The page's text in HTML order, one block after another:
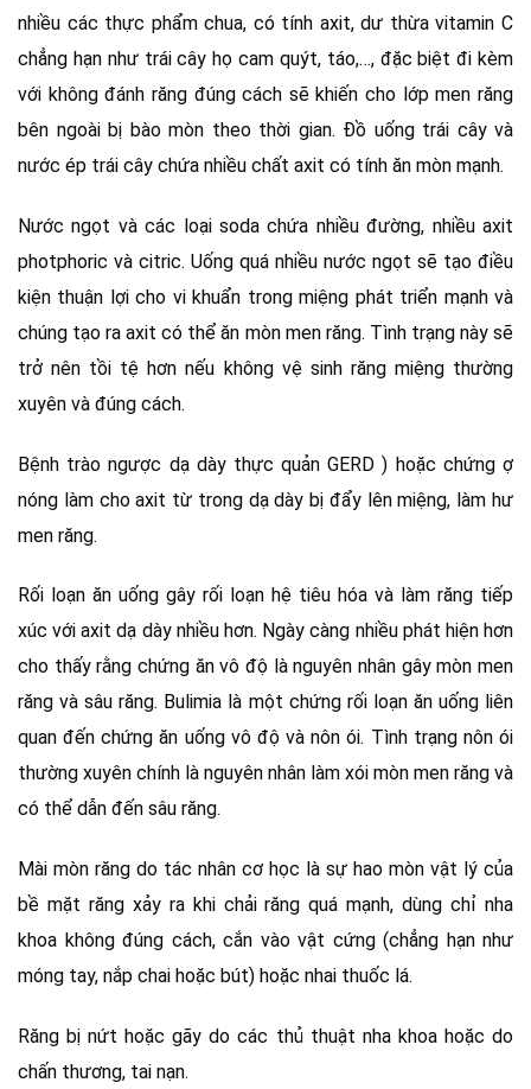
nhiều các thực phẩm chua, có tính axit, dư thừa vitamin C
chẳng hạn như trái cây họ cam quýt, táo,…, đặc biệt đi kèm
với không đánh răng đúng cách sẽ khiến cho lớp men răng
bên ngoài bị bào mòn theo thời gian. Đồ uống trái cây và
nước ép trái cây chứa nhiều chất axit có tính ăn mòn mạnh.
Nước ngọt và các loại soda chứa nhiều đường, nhiều axit
photphoric và citric. Uống quá nhiều nước ngọt sẽ tạo điều
kiện thuận lợi cho vi khuẩn trong miệng phát triển mạnh và
chúng tạo ra axit có thể ăn mòn men răng. Tình trạng này sẽ
trở nên tồi tệ hơn nếu không vệ sinh răng miệng thường
xuyên và đúng cách.
Bệnh trào ngược dạ dày thực quản GERD ) hoặc chứng ợ
nóng làm cho axit từ trong dạ dày bị đẩy lên miệng, làm hư
men răng.
Rối loạn ăn uống gây rối loạn hệ tiêu hóa và làm răng tiếp
xúc với axit dạ dày nhiều hơn. Ngày càng nhiều phát hiện hơn
cho thấy rằng chứng ăn vô độ là nguyên nhân gây mòn men
răng và sâu răng. Bulimia là một chứng rối loạn ăn uống liên
quan đến chứng ăn uống vô độ và nôn ói. Tình trạng nôn ói
thường xuyên chính là nguyên nhân làm xói mòn men răng và
có thể dẫn đến sâu răng.
Mài mòn răng do tác nhân cơ học là sự hao mòn vật lý của
bề mặt răng xảy ra khi chải răng quá mạnh, dùng chỉ nha
khoa không đúng cách, cắn vào vật cứng (chẳng hạn như
móng tay, nắp chai hoặc bút) hoặc nhai thuốc lá.
Răng bị nứt hoặc gãy do các thủ thuật nha khoa hoặc do
chấn thương, tai nạn.